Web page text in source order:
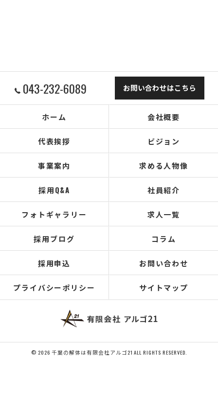
043-232-6089 お問い合わせはこちら
ホーム 会社概要
代表挨拶 ビジョン
事業案内 求める人物像
採用Q&A 社員紹介
フォトギャラリー 求人一覧
採用ブログ コラム
採用申込 お問い合わせ
プライバシーポリシー サイトマップ
© 2026 千葉の解体は有限会社アルゴ21 ALL RIGHTS RESERVED.